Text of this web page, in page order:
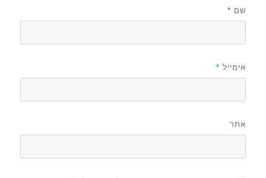
שם *
אימייל *
אתר